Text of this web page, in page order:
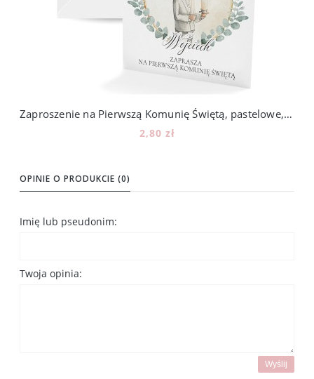
Zaproszenie na Pierwszą Komunię Świętą, pastelowe, chłopiec 108_12
2,80 zł
OPINIE O PRODUKCIE (0)
Imię lub pseudonim:
Twoja opinia:
Wyślij